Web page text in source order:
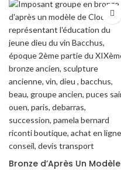
Bronze d’Après Un Modèle